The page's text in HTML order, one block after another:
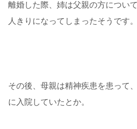
離婚した際、姉は父親の方につい
人きりになってしまったそうです。
その後、母親は精神疾患を患って
に入院していたとか。